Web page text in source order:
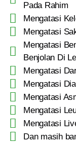
Pada Rahim
Mengatasi
Mengatasi
Mengatasi
Benjolan Di
Mengatasi
Mengatasi
Mengatasi
Mengatasi
Mengatasi
Dan masih